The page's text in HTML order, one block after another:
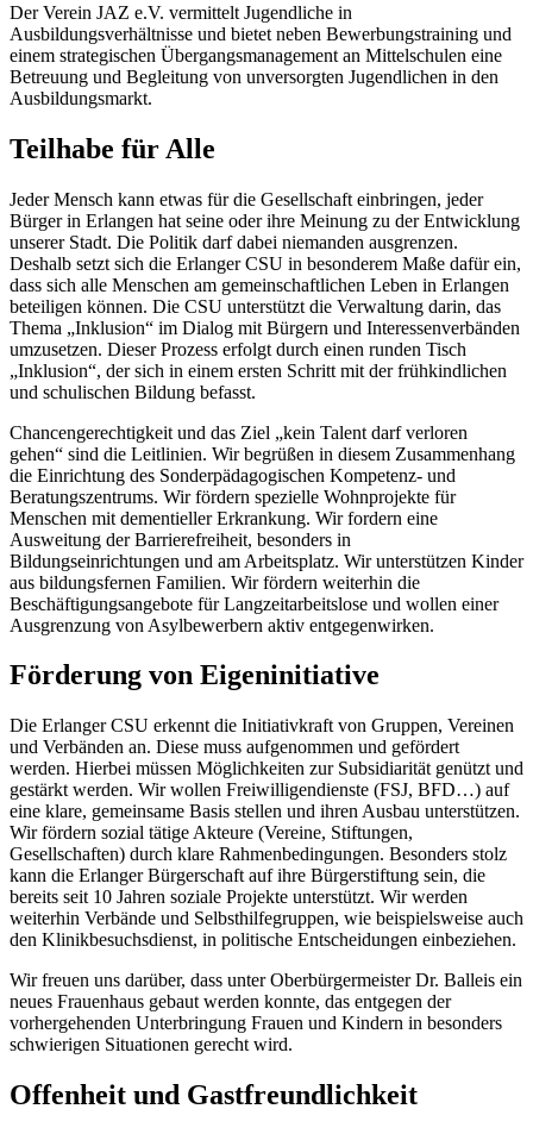
Der Verein JAZ e.V. vermittelt Jugendliche in
Ausbildungsverhältnisse und bietet neben Bewerbungstraining und
einem strategischen Übergangsmanagement an Mittelschulen eine
Betreuung und Begleitung von unversorgten Jugendlichen in den
Ausbildungsmarkt.
Teilhabe für Alle
Jeder Mensch kann etwas für die Gesellschaft einbringen, jeder
Bürger in Erlangen hat seine oder ihre Meinung zu der Entwicklung
unserer Stadt. Die Politik darf dabei niemanden ausgrenzen.
Deshalb setzt sich die Erlanger CSU in besonderem Maße dafür ein,
dass sich alle Menschen am gemeinschaftlichen Leben in Erlangen
beteiligen können. Die CSU unterstützt die Verwaltung darin, das
Thema „Inklusion“ im Dialog mit Bürgern und Interessenverbänden
umzusetzen. Dieser Prozess erfolgt durch einen runden Tisch
„Inklusion“, der sich in einem ersten Schritt mit der frühkindlichen
und schulischen Bildung befasst.
Chancengerechtigkeit und das Ziel „kein Talent darf verloren
gehen“ sind die Leitlinien. Wir begrüßen in diesem Zusammenhang
die Einrichtung des Sonderpädagogischen Kompetenz- und
Beratungszentrums. Wir fördern spezielle Wohnprojekte für
Menschen mit dementieller Erkrankung. Wir fordern eine
Ausweitung der Barrierefreiheit, besonders in
Bildungseinrichtungen und am Arbeitsplatz. Wir unterstützen Kinder
aus bildungsfernen Familien. Wir fördern weiterhin die
Beschäftigungsangebote für Langzeitarbeitslose und wollen einer
Ausgrenzung von Asylbewerbern aktiv entgegenwirken.
Förderung von Eigeninitiative
Die Erlanger CSU erkennt die Initiativkraft von Gruppen, Vereinen
und Verbänden an. Diese muss aufgenommen und gefördert
werden. Hierbei müssen Möglichkeiten zur Subsidiarität genützt und
gestärkt werden. Wir wollen Freiwilligendienste (FSJ, BFD…) auf
eine klare, gemeinsame Basis stellen und ihren Ausbau unterstützen.
Wir fördern sozial tätige Akteure (Vereine, Stiftungen,
Gesellschaften) durch klare Rahmenbedingungen. Besonders stolz
kann die Erlanger Bürgerschaft auf ihre Bürgerstiftung sein, die
bereits seit 10 Jahren soziale Projekte unterstützt. Wir werden
weiterhin Verbände und Selbsthilfegruppen, wie beispielsweise auch
den Klinikbesuchsdienst, in politische Entscheidungen einbeziehen.
Wir freuen uns darüber, dass unter Oberbürgermeister Dr. Balleis ein
neues Frauenhaus gebaut werden konnte, das entgegen der
vorhergehenden Unterbringung Frauen und Kindern in besonders
schwierigen Situationen gerecht wird.
Offenheit und Gastfreundlichkeit